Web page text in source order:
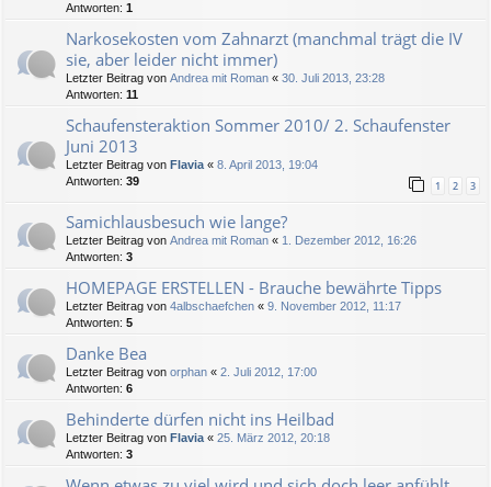
Antworten: 1
Narkosekosten vom Zahnarzt (manchmal trägt die IV
sie, aber leider nicht immer)
Letzter Beitrag von Andrea mit Roman « 30. Juli 2013, 23:28
Antworten: 11
Schaufensteraktion Sommer 2010/ 2. Schaufenster
Juni 2013
Letzter Beitrag von Flavia « 8. April 2013, 19:04
Antworten: 39 1 2 3
Samichlausbesuch wie lange?
Letzter Beitrag von Andrea mit Roman « 1. Dezember 2012, 16:26
Antworten: 3
HOMEPAGE ERSTELLEN - Brauche bewährte Tipps
Letzter Beitrag von 4albschaefchen « 9. November 2012, 11:17
Antworten: 5
Danke Bea
Letzter Beitrag von orphan « 2. Juli 2012, 17:00
Antworten: 6
Behinderte dürfen nicht ins Heilbad
Letzter Beitrag von Flavia« 25. März 2012, 20:18
Antworten: 3